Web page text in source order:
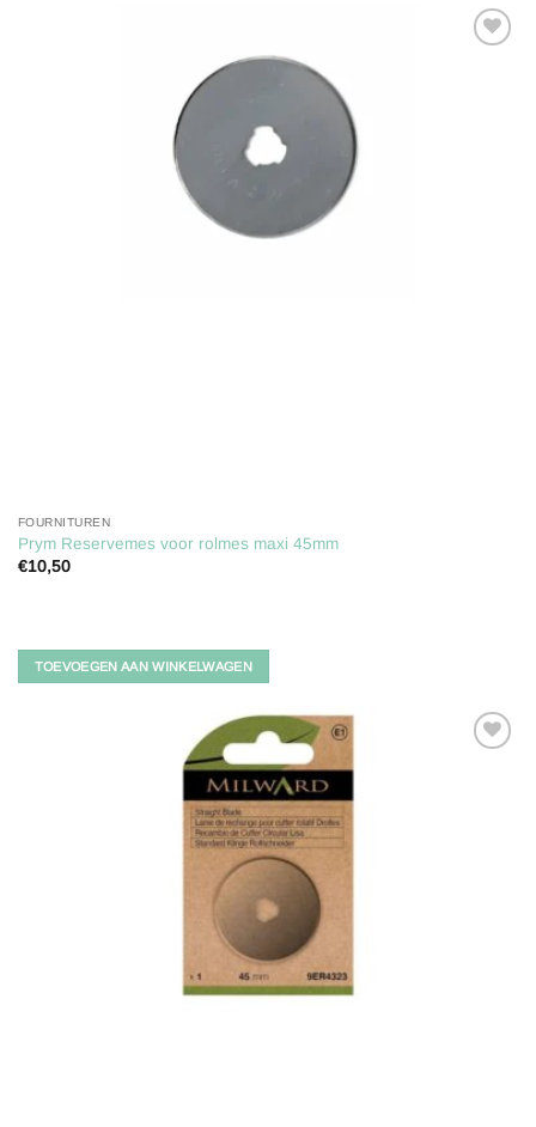
FOURNITUREN
Prym Reservemes voor rolmes maxi 45mm
€10,50
TOEVOEGEN AAN WINKELWAGEN